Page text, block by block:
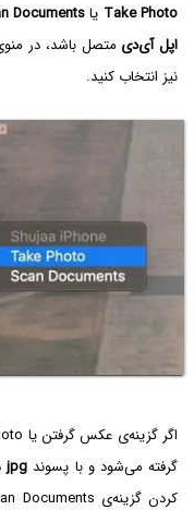
Take Photo یاDocuments
اپل آی‌دی متصل باشد، در
نیز انتخاب کنید.
گرفته می‌شود و با پسوند jpg